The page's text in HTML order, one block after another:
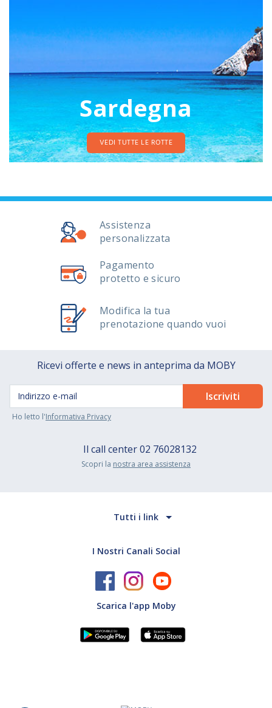
Sardegna
VEDI TUTTE LE ROTTE
Assistenza
personalizzata
Pagamento
protetto e sicuro
Modifica la tua
prenotazione quando vuoi
Ricevi offerte e news in anteprima da MOBY
Ho letto l'Informativa Privacy
Il call center02 76028132
Scopri la nostra area assistenza
Tutti i link
I Nostri Canali Social
Scarica l'app Moby